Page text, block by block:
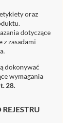
oraz
dotyczące
z zasadami
dokonywać
wymagania
28.